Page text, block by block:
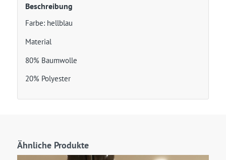
Beschreibung
Farbe: hellblau
Material
80% Baumwolle
20% Polyester
Ähnliche Produkte